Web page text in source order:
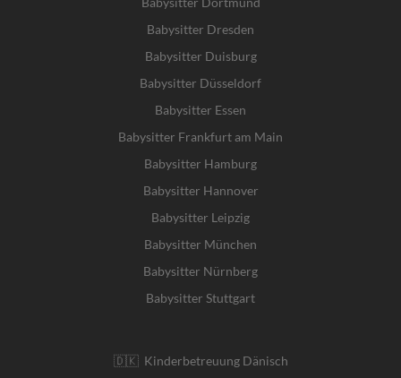
Babysitter Dresden
Babysitter Duisburg
Babysitter Düsseldorf
Babysitter Essen
Babysitter Frankfurt am Main
Babysitter Hamburg
Babysitter Hannover
Babysitter Leipzig
Babysitter München
Babysitter Nürnberg
Babysitter Stuttgart
🇩🇰 Kinderbetreuung Dänisch